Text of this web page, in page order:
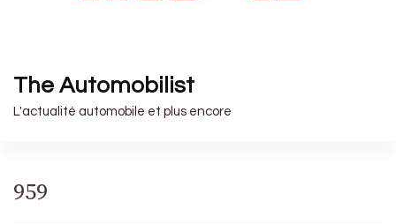
The Automobilist
L'actualité automobile et plus encore
959